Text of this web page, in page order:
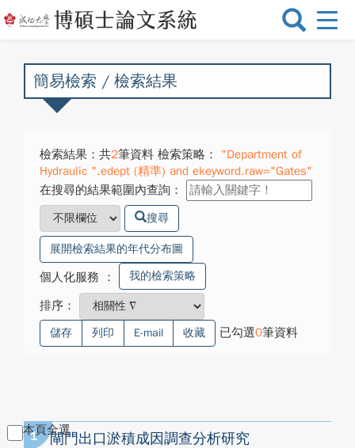
選
換
簡易檢索 / 檢索結果
檢索結果：共2筆資料 檢索策略：
"Department of
Hydraulic ".edept (精準) and ekeyword.raw="Gates"
在搜尋的結果範圍內查詢：
搜尋
展開檢索結果的年代分布圖
個人化服務 ： 我的檢索策略
排序：
儲存 列印 E-mail 收藏 已勾選0筆資料
本頁全選
1 閘門出口淤積成因調查分析研究